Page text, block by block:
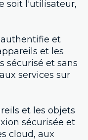
soit l'utilisateur,
authentifie et
et les
sécurisé et sans
services sur
et les objets
sécurisée et
cloud, aux